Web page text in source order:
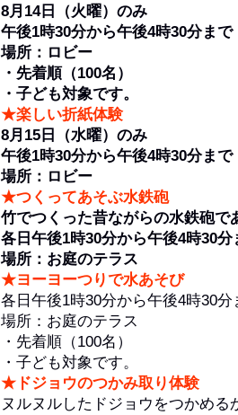
8月14日（火曜）のみ
午後1時30分から午後4時30分まで
場所：ロビー
・先着順（100名）
・子ども対象です。
★楽しい折紙体験
8月15日（水曜）のみ
午後1時30分から午後4時30分まで
場所：ロビー
★つくってあそぶ水鉄砲
竹でつくった昔ながらの水鉄砲で
各日午後1時30分から午後4時30分
場所：お庭のテラス
★ヨーヨーつりで水あそび
各日午後1時30分から午後4時30分
場所：お庭のテラス
・先着順（100名）
・子ども対象です。
★ドジョウのつかみ取り体験
ヌルヌルしたドジョウをつかめる